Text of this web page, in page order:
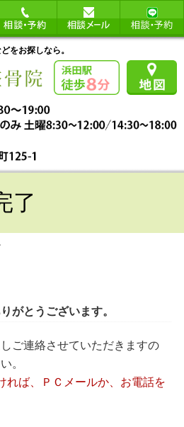
をお探しなら。
了
がとうございます。
ご連絡させていただきますの
。
れば、ＰＣメールか、お電話を